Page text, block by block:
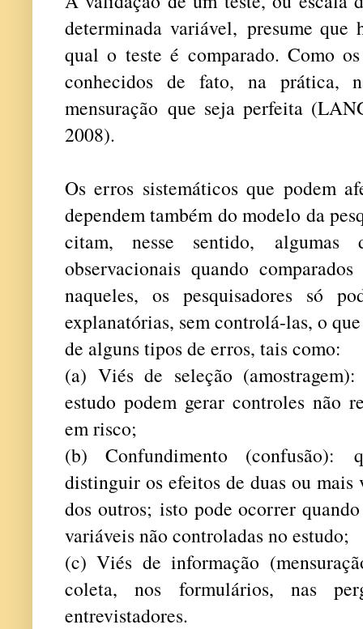
determinada variável, presume que
qual o teste é comparado. Como
conhecidos de fato, na prática,
mensuração que seja perfeita
2008).
Os erros sistemáticos que podem
dependem também do modelo da
citam, nesse sentido, algumas
observacionais quando
naqueles, os pesquisadores só
explanatórias, sem controlá-las, o
de alguns tipos de erros, tais como:
(a) Viés de seleção
estudo podem gerar controles não
em risco;
(b) Confundimento (confusão):
distinguir os efeitos de duas ou mais
dos outros; isto pode ocorrer
variáveis não controladas no estudo;
(c) Viés de informação
coleta, nos formulários, nas
entrevistadores.